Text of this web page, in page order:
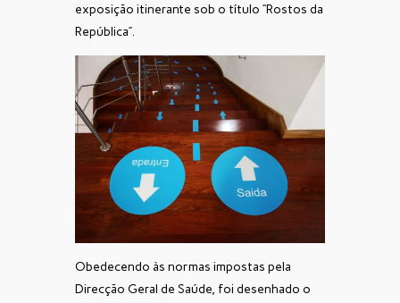
exposição itinerante sob o título “Rostos da
República”.
Obedecendo às normas impostas pela
Direcção Geral de Saúde, foi desenhado o